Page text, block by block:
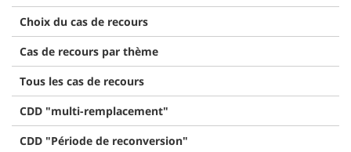
Choix du cas de recours
Cas de recours par thème
Tous les cas de recours
CDD "multi-remplacement"
CDD "Période de reconversion"